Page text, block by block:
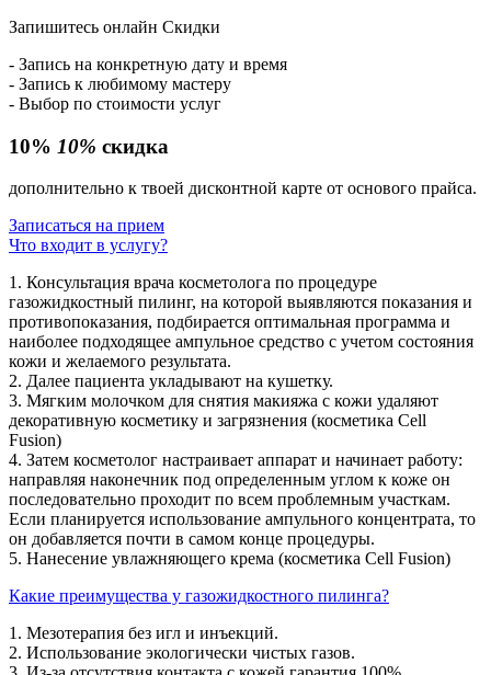
Запишитесь онлайн Скидки
- Запись на конкретную дату и время
- Запись к любимому мастеру
- Выбор по стоимости услуг
10% 10% скидка
дополнительно к твоей дисконтной карте от основого прайса.
Записаться на прием
Что входит в услугу?
1. Консультация врача косметолога по процедуре
газожидкостный пилинг, на которой выявляются показания и
противопоказания, подбирается оптимальная программа и
наиболее подходящее ампульное средство с учетом состояния
кожи и желаемого результата.
2. Далее пациента укладывают на кушетку.
3. Мягким молочком для снятия макияжа с кожи удаляют
декоративную косметику и загрязнения (косметика Cell
Fusion)
4. Затем косметолог настраивает аппарат и начинает работу:
направляя наконечник под определенным углом к коже он
последовательно проходит по всем проблемным участкам.
Если планируется использование ампульного концентрата, то
он добавляется почти в самом конце процедуры.
5. Нанесение увлажняющего крема (косметика Cell Fusion)
Какие преимущества у газожидкостного пилинга?
1. Мезотерапия без игл и инъекций.
2. Использование экологически чистых газов.